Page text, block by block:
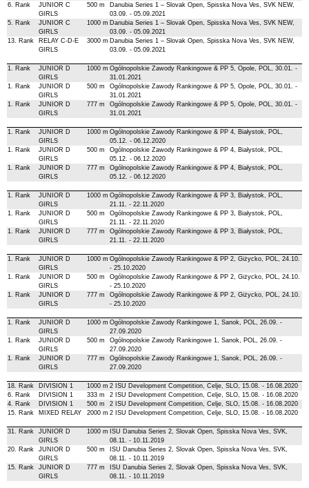
6. Rank
JUNIOR C
GIRLS
500 m
Danubia Series 1 – Slovak Open, Spisska Nova Ves, SVK NEW,
03.09. - 05.09.2021
5. Rank
JUNIOR C
GIRLS
1000 m Danubia Series 1 – Slovak Open, Spisska Nova Ves, SVK NEW,
03.09. - 05.09.2021
13. Rank
RELAY C-D-E
GIRLS
3000 m Danubia Series 1 – Slovak Open, Spisska Nova Ves, SVK NEW,
03.09. - 05.09.2021
1. Rank
JUNIOR D
GIRLS
1000 m Ogólnopolskie Zawody Rankingowe & PP 5, Opole, POL, 30.01. -
31.01.2021
1. Rank
JUNIOR D
GIRLS
500 m
Ogólnopolskie Zawody Rankingowe & PP 5, Opole, POL, 30.01. -
31.01.2021
1. Rank
JUNIOR D
GIRLS
777 m
Ogólnopolskie Zawody Rankingowe & PP 5, Opole, POL, 30.01. -
31.01.2021
1. Rank
JUNIOR D
GIRLS
1000 m Ogólnopolskie Zawody Rankingowe & PP 4, Białystok, POL,
05.12. - 06.12.2020
1. Rank
JUNIOR D
GIRLS
500 m
Ogólnopolskie Zawody Rankingowe & PP 4, Białystok, POL,
05.12. - 06.12.2020
1. Rank
JUNIOR D
GIRLS
777 m
Ogólnopolskie Zawody Rankingowe & PP 4, Białystok, POL,
05.12. - 06.12.2020
1. Rank
JUNIOR D
GIRLS
1000 m Ogólnopolskie Zawody Rankingowe & PP 3, Białystok, POL,
21.11. - 22.11.2020
1. Rank
JUNIOR D
GIRLS
500 m
Ogólnopolskie Zawody Rankingowe & PP 3, Białystok, POL,
21.11. - 22.11.2020
1. Rank
JUNIOR D
GIRLS
777 m
Ogólnopolskie Zawody Rankingowe & PP 3, Białystok, POL,
21.11. - 22.11.2020
1. Rank
JUNIOR D
GIRLS
1000 m Ogólnopolskie Zawody Rankingowe & PP 2, Giżycko, POL, 24.10.
- 25.10.2020
1. Rank
JUNIOR D
GIRLS
500 m
Ogólnopolskie Zawody Rankingowe & PP 2, Giżycko, POL, 24.10.
- 25.10.2020
1. Rank
JUNIOR D
GIRLS
777 m
Ogólnopolskie Zawody Rankingowe & PP 2, Giżycko, POL, 24.10.
- 25.10.2020
1. Rank
JUNIOR D
GIRLS
1000 m Ogólnopolskie Zawody Rankingowe 1, Sanok, POL, 26.09. -
27.09.2020
1. Rank
JUNIOR D
GIRLS
500 m
Ogólnopolskie Zawody Rankingowe 1, Sanok, POL, 26.09. -
27.09.2020
1. Rank
JUNIOR D
GIRLS
777 m
Ogólnopolskie Zawody Rankingowe 1, Sanok, POL, 26.09. -
27.09.2020
18. Rank DIVISION 1 1000 m 2 ISU Development Competition, Celje, SLO, 15.08. - 16.08.2020
6. Rank
DIVISION 1 333 m
2 ISU Development Competition, Celje, SLO, 15.08. - 16.08.2020
4. Rank
DIVISION 1 500 m
2 ISU Development Competition, Celje, SLO, 15.08. - 16.08.2020
15. Rank
MIXED RELAY 2000 m 2 ISU Development Competition, Celje, SLO, 15.08. - 16.08.2020
31. Rank
JUNIOR D
GIRLS
1000 m ISU Danubia Series 2, Slovak Open, Spisska Nova Ves, SVK,
08.11. - 10.11.2019
20. Rank
JUNIOR D
GIRLS
500 m
ISU Danubia Series 2, Slovak Open, Spisska Nova Ves, SVK,
08.11. - 10.11.2019
15. Rank
JUNIOR D
GIRLS
777 m
ISU Danubia Series 2, Slovak Open, Spisska Nova Ves, SVK,
08.11. - 10.11.2019